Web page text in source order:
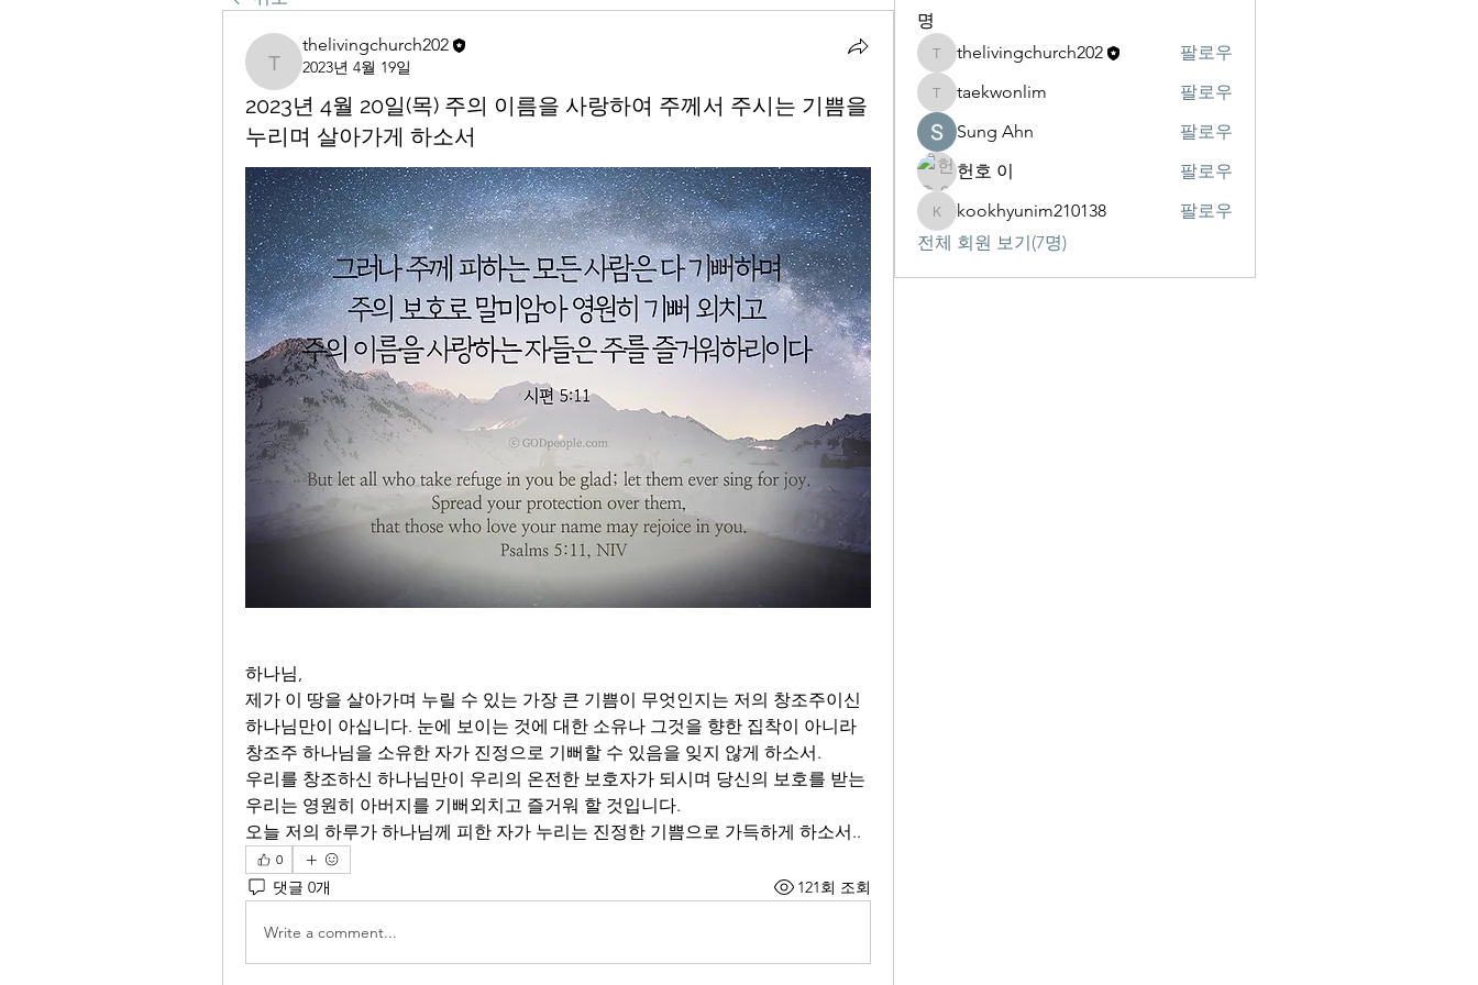
thelivingchurch202
thelivingchurch202
2023년 4월 19일
2023년 4월 20일(목) 주의 이름을 사랑하여 주께서 주시는 기쁨을
누리며 살아가게 하소서
하나님,
제가 이 땅을 살아가며 누릴 수 있는 가장 큰 기쁨이 무엇인지는 저의 창조주이신
하나님만이 아십니다. 눈에 보이는 것에 대한 소유나 그것을 향한 집착이 아니라
창조주 하나님을 소유한 자가 진정으로 기뻐할 수 있음을 잊지 않게 하소서.
우리를 창조하신 하나님만이 우리의 온전한 보호자가 되시며 당신의 보호를 받는
우리는 영원히 아버지를 기뻐외치고 즐거워 할 것입니다.
오늘 저의 하루가 하나님께 피한 자가 누리는 진정한 기쁨으로 가득하게 하소서..
0
댓글 0개 121회 조회
Write a comment...
명
thelivingchurch202
thelivingchurch202 팔로우
taekwonlim
taekwonlim
팔로우
Sung Ahn
팔로우
헌호 이
팔로우
kookhyunim210138
kookhyunim210138
팔로우
전체 회원 보기(7명)